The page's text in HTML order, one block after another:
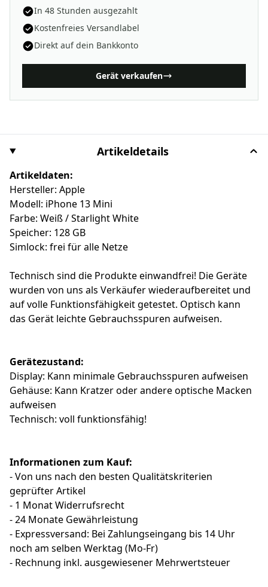
In 48 Stunden ausgezahlt
Kostenfreies Versandlabel
Direkt auf dein Bankkonto
Gerät verkaufen
Artikeldetails
Artikeldaten:
Hersteller: Apple
Modell: iPhone 13 Mini
Farbe: Weiß / Starlight White
Speicher: 128 GB
Simlock: frei für alle Netze
Technisch sind die Produkte einwandfrei! Die Geräte
wurden von uns als Verkäufer wiederaufbereitet und
auf volle Funktionsfähigkeit getestet. Optisch kann
das Gerät leichte Gebrauchsspuren aufweisen.
Gerätezustand:
Display: Kann minimale Gebrauchsspuren aufweisen
Gehäuse: Kann Kratzer oder andere optische Macken
aufweisen
Technisch: voll funktionsfähig!
Informationen zum Kauf:
- Von uns nach den besten Qualitätskriterien
geprüfter Artikel
- 1 Monat Widerrufsrecht
- 24 Monate Gewährleistung
- Expressversand: Bei Zahlungseingang bis 14 Uhr
noch am selben Werktag (Mo-Fr)
- Rechnung inkl. ausgewiesener Mehrwertsteuer